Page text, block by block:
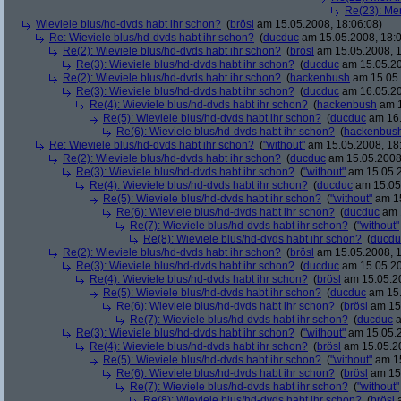
Re(23):
Wieviele blus/hd-dvds habt ihr schon? (brösl am 15.05.2008, 18:06:08)
Re: Wieviele blus/hd-dvds habt ihr schon? (ducduc am 15.05.2008,
Re(2): Wieviele blus/hd-dvds habt ihr schon? (brösl am 15.05.2008,
Re(3): Wieviele blus/hd-dvds habt ihr schon? (ducduc am
Re(2): Wieviele blus/hd-dvds habt ihr schon? (hackenbush am
Re(3): Wieviele blus/hd-dvds habt ihr schon? (ducduc am
Re(4): Wieviele blus/hd-dvds habt ihr schon? (hackenbush am
Re(5): Wieviele blus/hd-dvds habt ihr schon? (ducduc am
Re(6): Wieviele blus/hd-dvds habt ihr schon? (
Re: Wieviele blus/hd-dvds habt ihr schon? ("without" am 15.05.2008,
Re(2): Wieviele blus/hd-dvds habt ihr schon? (ducduc am
Re(3): Wieviele blus/hd-dvds habt ihr schon? ("without" am
Re(4): Wieviele blus/hd-dvds habt ihr schon? (ducduc am
Re(5): Wieviele blus/hd-dvds habt ihr schon? ("without" am
Re(6): Wieviele blus/hd-dvds habt ihr schon? (ducduc am
Re(7): Wieviele blus/hd-dvds habt ihr schon? ("without"
Re(8): Wieviele blus/hd-dvds habt ihr schon? (
Re(2): Wieviele blus/hd-dvds habt ihr schon? (brösl am 15.05.2008,
Re(3): Wieviele blus/hd-dvds habt ihr schon? (ducduc am
Re(4): Wieviele blus/hd-dvds habt ihr schon? (brösl am
Re(5): Wieviele blus/hd-dvds habt ihr schon? (ducduc am
Re(6): Wieviele blus/hd-dvds habt ihr schon? (brösl am
Re(7): Wieviele blus/hd-dvds habt ihr schon? (ducduc
Re(3): Wieviele blus/hd-dvds habt ihr schon? ("without" am
Re(4): Wieviele blus/hd-dvds habt ihr schon? (brösl am
Re(5): Wieviele blus/hd-dvds habt ihr schon? ("without" am
Re(6): Wieviele blus/hd-dvds habt ihr schon? (brösl am
Re(7): Wieviele blus/hd-dvds habt ihr schon? ("without"